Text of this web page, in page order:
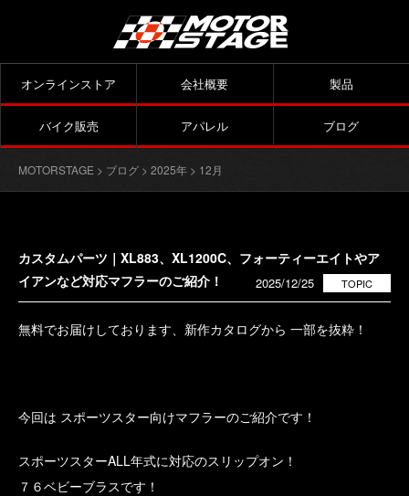
オンラインストア 会社概要 製品
バイク販売 アパレル ブログ
MOTORSTAGE > ブログ > 2025年 > 12月
カスタムパーツ｜XL883、XL1200C、フォーティーエイトやア
イアンなど対応マフラーのご紹介！
TOPIC
2025/12/25
無料でお届けしております、新作カタログから 一部を抜粋！
今回は スポーツスター向けマフラーのご紹介です！
スポーツスターALL年式に対応のスリップオン！
７６ベビーブラスです！